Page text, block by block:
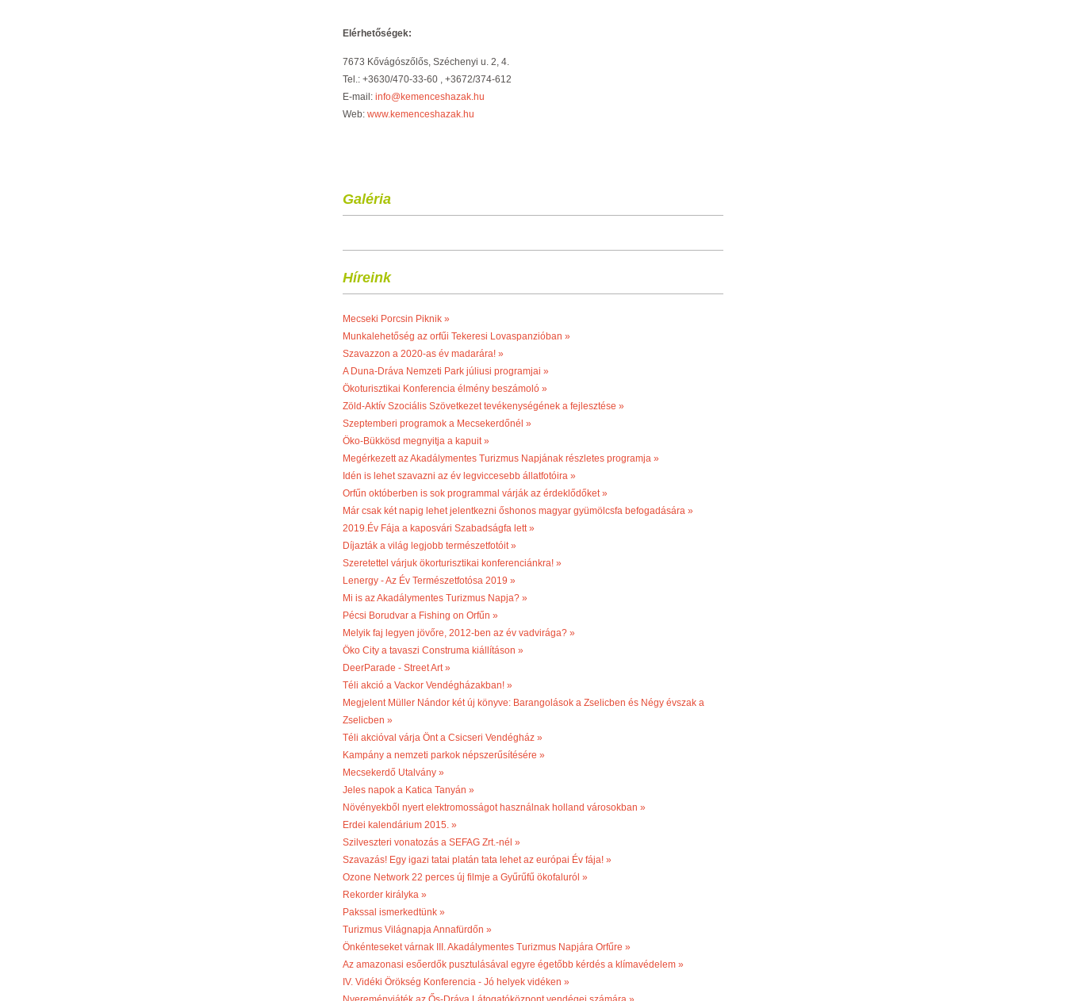
Elérhetőségek:
7673 Kővágószőlős, Széchenyi u. 2, 4.
Tel.: +3630/470-33-60 , +3672/374-612
E-mail: info@kemenceshazak.hu
Web: www.kemenceshazak.hu
Galéria
Híreink
Mecseki Porcsin Piknik »
Munkalehetőség az orfűi Tekeresi Lovaspanzióban »
Szavazzon a 2020-as év madarára! »
A Duna-Dráva Nemzeti Park júliusi programjai »
Ökoturisztikai Konferencia élmény beszámoló »
Zöld-Aktív Szociális Szövetkezet tevékenységének a fejlesztése »
Szeptemberi programok a Mecsekerdőnél »
Öko-Bükkösd megnyitja a kapuit »
Megérkezett az Akadálymentes Turizmus Napjának részletes programja »
Idén is lehet szavazni az év legviccesebb állatfotóira »
Orfűn októberben is sok programmal várják az érdeklődőket »
Már csak két napig lehet jelentkezni őshonos magyar gyümölcsfa befogadására »
2019.Év Fája a kaposvári Szabadságfa lett »
Díjazták a világ legjobb természetfotóit »
Szeretettel várjuk ökorturisztikai konferenciánkra! »
Lenergy - Az Év Természetfotósa 2019 »
Mi is az Akadálymentes Turizmus Napja? »
Pécsi Borudvar a Fishing on Orfűn »
Melyik faj legyen jövőre, 2012-ben az év vadvirága? »
Öko City a tavaszi Construma kiállításon »
DeerParade - Street Art »
Téli akció a Vackor Vendégházakban! »
Megjelent Müller Nándor két új könyve: Barangolások a Zselicben és Négy évszak a
Zselicben »
Téli akcióval várja Önt a Csicseri Vendégház »
Kampány a nemzeti parkok népszerűsítésére »
Mecsekerdő Utalvány »
Jeles napok a Katica Tanyán »
Növényekből nyert elektromosságot használnak holland városokban »
Erdei kalendárium 2015. »
Szilveszteri vonatozás a SEFAG Zrt.-nél »
Szavazás! Egy igazi tatai platán tata lehet az európai Év fája! »
Ozone Network 22 perces új filmje a Gyűrűfű ökofaluról »
Rekorder királyka »
Pakssal ismerkedtünk »
Turizmus Világnapja Annafürdőn »
Önkénteseket várnak III. Akadálymentes Turizmus Napjára Orfűre »
Az amazonasi esőerdők pusztulásával egyre égetőbb kérdés a klímavédelem »
IV. Vidéki Örökség Konferencia - Jó helyek vidéken »